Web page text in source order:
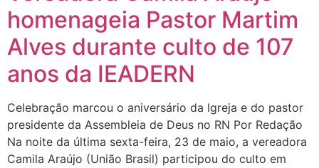
homenageia Pastor Martim
Alves durante culto de 107
anos da IEADERN
Celebração marcou o aniversário da Igreja e do pastor
presidente da Assembleia de Deus no RN Por Redação
Na noite da última sexta-feira, 23 de maio, a vereadora
Camila Araújo (União Brasil) participou do culto em